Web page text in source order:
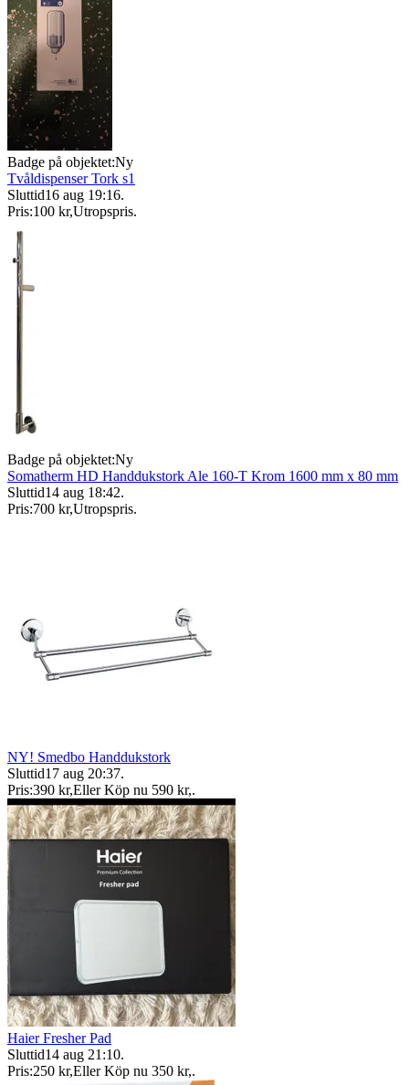
Badge på objektet:Ny
Tvåldispenser Tork s1
Sluttid16 aug 19:16.
Pris:100 kr,Utropspris.
Badge på objektet:Ny
Somatherm HD Handdukstork Ale 160-T Krom 1600 mm x 80 mm
Sluttid14 aug 18:42.
Pris:700 kr,Utropspris.
NY! Smedbo Handdukstork
Sluttid17 aug 20:37.
Pris:390 kr,Eller Köp nu 590 kr,.
Haier Fresher Pad
Sluttid14 aug 21:10.
Pris:250 kr,Eller Köp nu 350 kr,.